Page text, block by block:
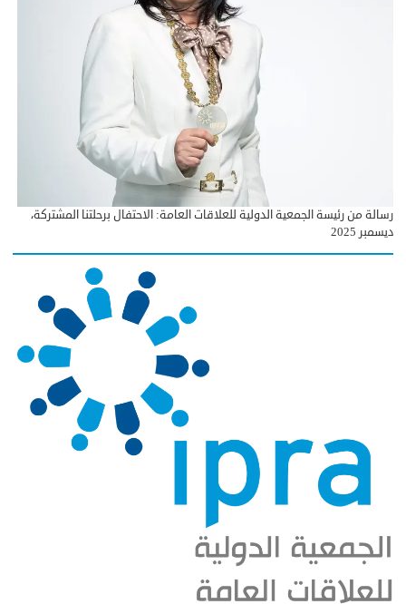
رسالة من رئيسة الجمعية الدولية للعلاقات العامة: الاحتفال برحلتنا المشتركة،
ديسمبر 2025